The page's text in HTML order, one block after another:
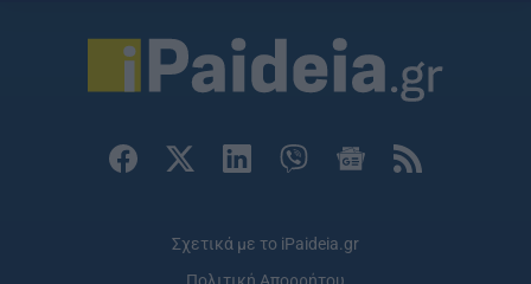
Σχετικά με το iPaideia.gr